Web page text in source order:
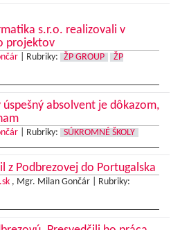
s.r.o. realizovali v
projektov
Rubriky: ŽP GROUP
ŽP
úspešný absolvent je dôkazom,
Rubriky: SÚKROMNÉ ŠKOLY
z Podbrezovej do Portugalska
, Mgr. Milan Gončár |
Rubriky: